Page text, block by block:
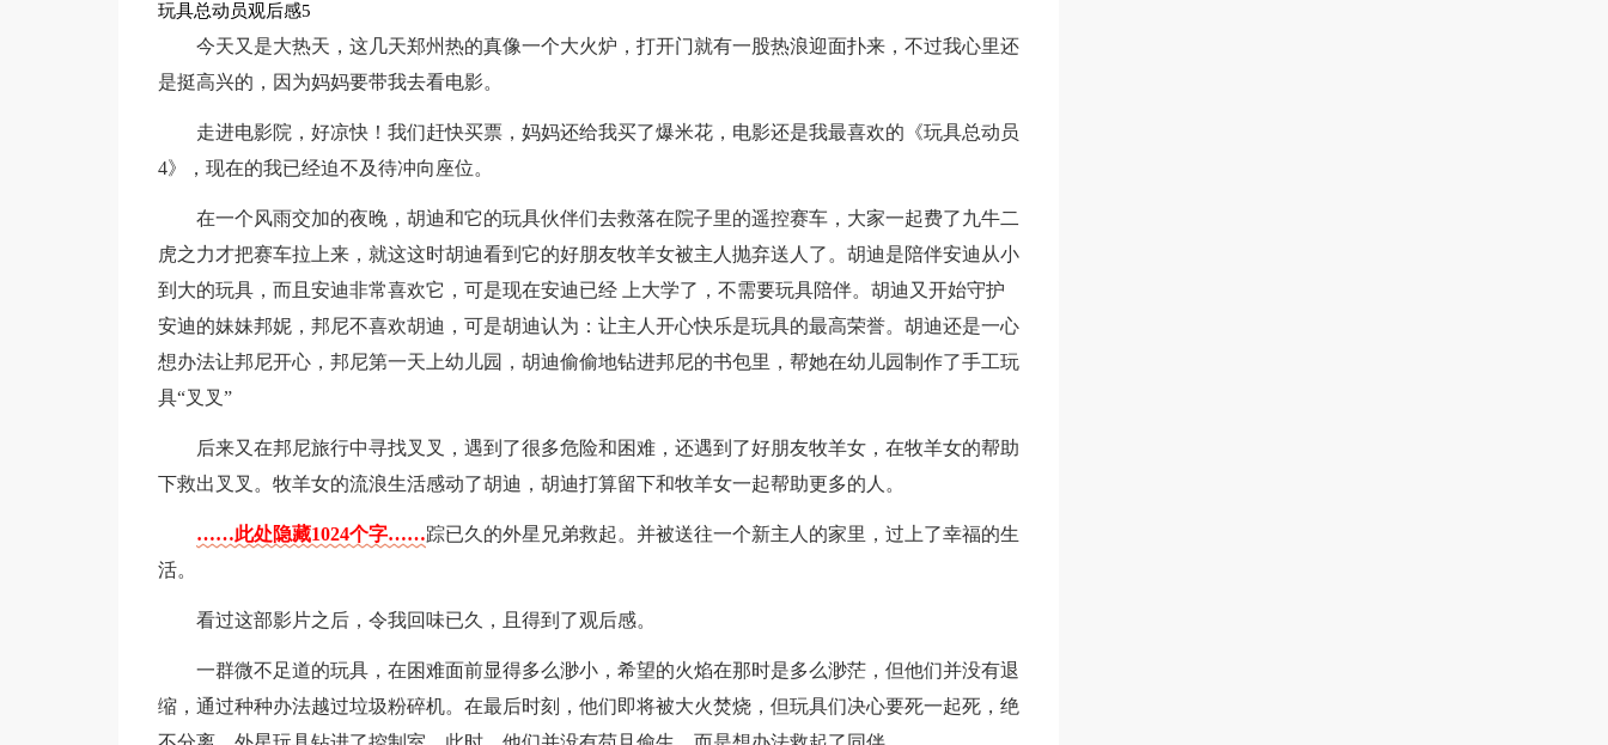
玩具总动员观后感5
今天又是大热天，这几天郑州热的真像一个大火炉，打开门就有一股热浪迎面扑来，不过我心里还
是挺高兴的，因为妈妈要带我去看电影。
走进电影院，好凉快！我们赶快买票，妈妈还给我买了爆米花，电影还是我最喜欢的《玩具总动员
4》，现在的我已经迫不及待冲向座位。
在一个风雨交加的夜晚，胡迪和它的玩具伙伴们去救落在院子里的遥控赛车，大家一起费了九牛二
虎之力才把赛车拉上来，就这这时胡迪看到它的好朋友牧羊女被主人抛弃送人了。胡迪是陪伴安迪从小
到大的玩具，而且安迪非常喜欢它，可是现在安迪已经 上大学了，不需要玩具陪伴。胡迪又开始守护
安迪的妹妹邦妮，邦尼不喜欢胡迪，可是胡迪认为：让主人开心快乐是玩具的最高荣誉。胡迪还是一心
想办法让邦尼开心，邦尼第一天上幼儿园，胡迪偷偷地钻进邦尼的书包里，帮她在幼儿园制作了手工玩
具“叉叉”
后来又在邦尼旅行中寻找叉叉，遇到了很多危险和困难，还遇到了好朋友牧羊女，在牧羊女的帮助
下救出叉叉。牧羊女的流浪生活感动了胡迪，胡迪打算留下和牧羊女一起帮助更多的人。
……此处隐藏1024个字……踪已久的外星兄弟救起。并被送往一个新主人的家里，过上了幸福的生
活。
看过这部影片之后，令我回味已久，且得到了观后感。
一群微不足道的玩具，在困难面前显得多么渺小，希望的火焰在那时是多么渺茫，但他们并没有退
缩，通过种种办法越过垃圾粉碎机。在最后时刻，他们即将被大火焚烧，但玩具们决心要死一起死，绝